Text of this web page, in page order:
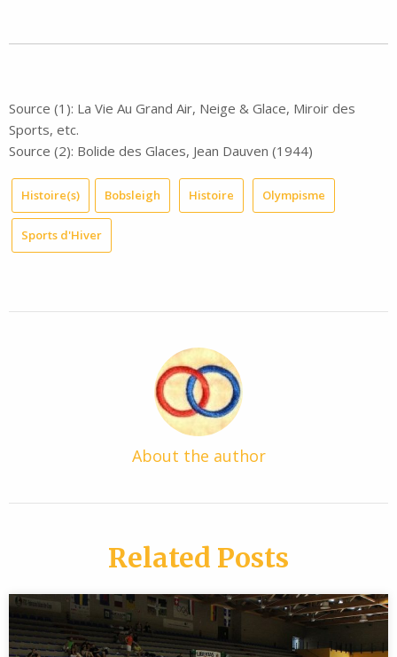
Source (1): La Vie Au Grand Air, Neige & Glace, Miroir des
Sports, etc.
Source (2): Bolide des Glaces, Jean Dauven (1944)
Histoire(s) Bobsleigh Histoire Olympisme
Sports d'Hiver
About the author
Related Posts